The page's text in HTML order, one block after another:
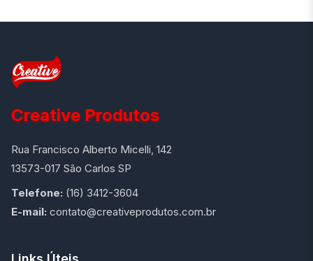
Creative Produtos
Rua Francisco Alberto Micelli, 142
13573-017 São Carlos SP
Telefone: (16) 3412-3604
E-mail: contato@creativeprodutos.com.br